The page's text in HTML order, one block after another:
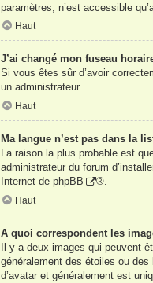
paramètres, n’est accessible
Haut
J’ai changé mon fuseau
Si vous êtes sûr d’avoir
un administrateur.
Haut
Ma langue n’est pas dans la
La raison la plus probable est
administrateur du forum
Internet de phpBB ®.
Haut
A quoi correspondent les
Il y a deux images qui peuvent
généralement des étoiles ou
d’avatar et généralement est